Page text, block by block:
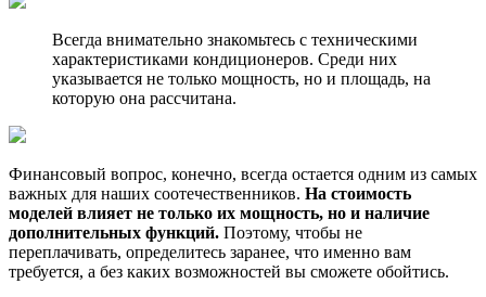
Всегда внимательно знакомьтесь с техническими
характеристиками кондиционеров. Среди них
указывается не только мощность, но и площадь, на
которую она рассчитана.
Финансовый вопрос, конечно, всегда остается одним из самых
важных для наших соотечественников. На стоимость
моделей влияет не только их мощность, но и наличие
дополнительных функций. Поэтому, чтобы не
переплачивать, определитесь заранее, что именно вам
требуется, а без каких возможностей вы сможете обойтись.